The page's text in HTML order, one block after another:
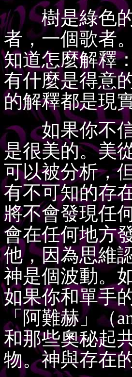
樹是綠色的
者，一個歌者
知道怎麼解釋
有什麼是得意
的解釋都是現
如果你不信
是很美的。美
可以被分析，
有不可知的存
將不會發現任
會在任何地方
他，因為思維
神是個波動。
如果你和單手
「阿難赫」（
和那些奧秘起
物。神與存在